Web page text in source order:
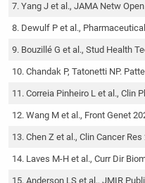
Yang J et al., JAMA Netw
Dewulf P et al.,
Bouzillé G et al., Stud Health
Chandak P, Tatonetti NP.
Correia Pinheiro L et al., Clin
Wang M et al., Front Genet
Chen Z et al., Clin Cancer
Laves M-H et al., Curr Dir
Anderson LS et al., JMIR